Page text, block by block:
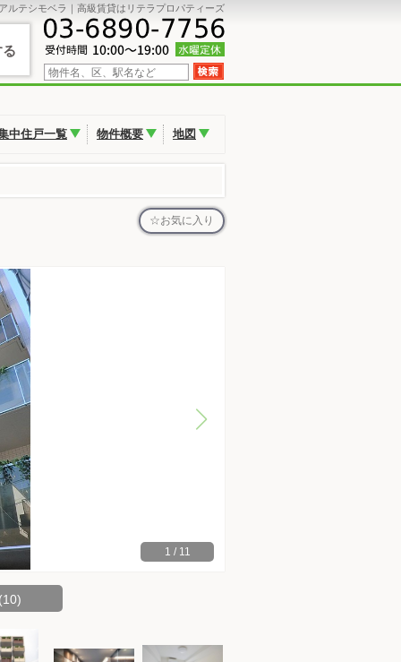
アルテシモベラ｜高級賃貸はリテラプロパティーズ
中住戸一覧 物件概要 地図
お気に入り
1 / 11